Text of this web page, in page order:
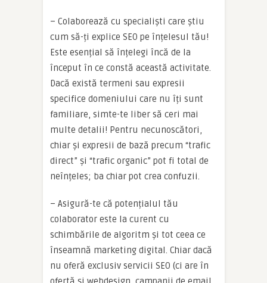
– Colaborează cu specialiști care știu
cum să-ți explice SEO pe înțelesul tău!
Este esențial să înțelegi încă de la
început în ce constă această activitate.
Dacă există termeni sau expresii
specifice domeniului care nu îți sunt
familiare, simte-te liber să ceri mai
multe detalii! Pentru necunoscători,
chiar și expresii de bază precum “trafic
direct” și “trafic organic” pot fi total de
neînțeles; ba chiar pot crea confuzii.
– Asigură-te că potențialul tău
colaborator este la curent cu
schimbările de algoritm și tot ceea ce
înseamnă marketing digital. Chiar dacă
nu oferă exclusiv servicii SEO (ci are în